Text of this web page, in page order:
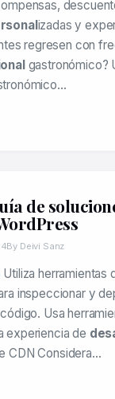
izadas y
regresen con
gastronómico?
de
By Deivi Sanz
Utiliza herramientas
inspeccionar y
Usa
experiencia de
CDN Considera…